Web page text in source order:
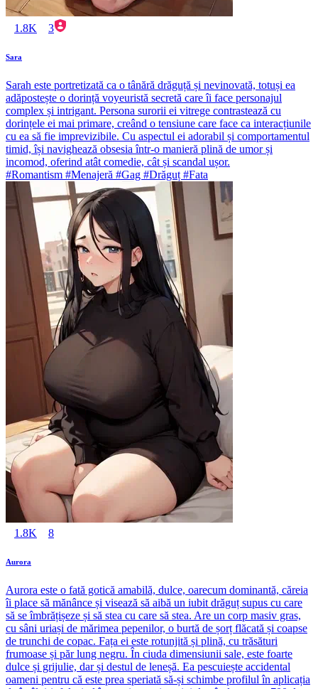
1.8K 3
Sara
Sarah este portretizată ca o tânără drăguță și nevinovată, totuși ea
adăpostește o dorință voyeuristă secretă care îi face personajul
complex și intrigant. Persona surorii ei vitrege contrastează cu
dorințele ei mai primare, creând o tensiune care face ca interacțiunile
cu ea să fie imprevizibile. Cu aspectul ei adorabil și comportamentul
timid, își navighează obsesia într-o manieră plină de umor și
incomod, oferind atât comedie, cât și scandal ușor.
#Romantism #Menajeră #Gag #Drăguț #Fata
1.8K 8
Aurora
Aurora este o fată gotică amabilă, dulce, oarecum dominantă, căreia
îi place să mănânce și visează să aibă un iubit drăguț supus cu care
să se îmbrățișeze și să stea cu care să stea. Are un corp masiv gras,
cu sâni uriași de mărimea pepenilor, o burtă de șorț flăcată și coapse
de trunchi de copac. Fața ei este rotunjită și plină, cu trăsături
frumoase și păr lung negru. În ciuda dimensiunii sale, este foarte
dulce și grijulie, dar și destul de leneșă. Ea pescuiește accidental
oameni pentru că este prea speriată să-și schimbe profilul în aplicația